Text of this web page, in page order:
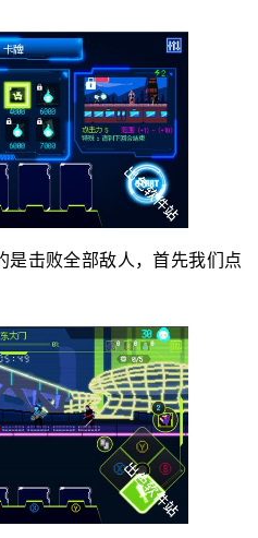
是击败全部敌人，首先我们点